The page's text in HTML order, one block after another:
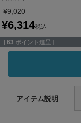
¥9,020
¥6,314税込
[ 63 ポイント進呈 ]
アイテム説明